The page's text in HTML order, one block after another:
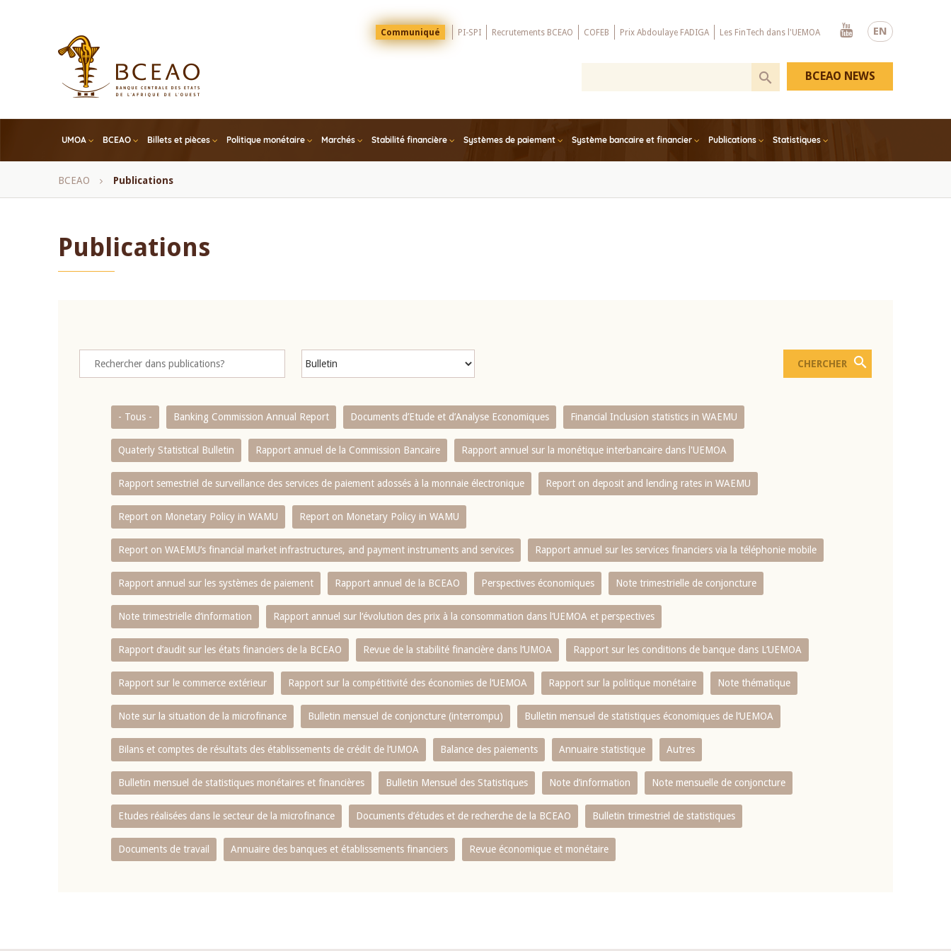
EN
Menu
Top
Communiqué PI-SPI Recrutements BCEAO COFEB Prix Abdoulaye FADIGA Les FinTech dans l'UEMOA
Youtube
UMOA BCEAO Billets et pièces Politique monétaire Marchés Stabilité financière Systèmes de paiement Système bancaire et financier Publications Statistiques
BCEAO NEWS
Fil
BCEAO Publications
Publications
- Tous - Banking Commission Annual Report Documents d’Etude et d’Analyse Economiques Financial Inclusion statistics in WAEMU
Quaterly Statistical Bulletin Rapport annuel de la Commission Bancaire Rapport annuel sur la monétique interbancaire dans l'UEMOA
Rapport semestriel de surveillance des services de paiement adossés à la monnaie électronique Report on deposit and lending rates in WAEMU
Report on Monetary Policy in WAMU Report on Monetary Policy in WAMU
Report on WAEMU’s financial market infrastructures, and payment instruments and services Rapport annuel sur les services financiers via la téléphonie mobile
Rapport annuel sur les systèmes de paiement Rapport annuel de la BCEAO Perspectives économiques Note trimestrielle de conjoncture
Note trimestrielle d‘information Rapport annuel sur l‘évolution des prix à la consommation dans l‘UEMOA et perspectives
Rapport d‘audit sur les états financiers de la BCEAO Revue de la stabilité financière dans l‘UMOA Rapport sur les conditions de banque dans L‘UEMOA
Rapport sur le commerce extérieur Rapport sur la compétitivité des économies de l‘UEMOA Rapport sur la politique monétaire Note thématique
Note sur la situation de la microfinance Bulletin mensuel de conjoncture (interrompu) Bulletin mensuel de statistiques économiques de l‘UEMOA
Bilans et comptes de résultats des établissements de crédit de l‘UMOA Balance des paiements Annuaire statistique Autres
Bulletin mensuel de statistiques monétaires et financières Bulletin Mensuel des Statistiques Note d’information Note mensuelle de conjoncture
Etudes réalisées dans le secteur de la microfinance Documents d’études et de recherche de la BCEAO Bulletin trimestriel de statistiques
Documents de travail Annuaire des banques et établissements financiers Revue économique et monétaire